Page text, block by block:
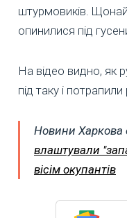
штурмовиків.
опинилися під
На відео видно, як
під таку і
Новини Харкова
влаштували
вісім окупантів